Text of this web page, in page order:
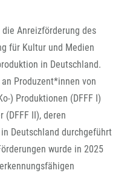
Anreizförderung des
für Kultur und Medien
in Deutschland.
Produzent*innen von
) Produktionen (DFFF I)
II), deren
Deutschland durchgeführt
wurde in 2025